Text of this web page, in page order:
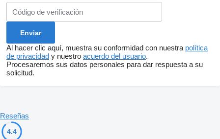
Al hacer clic aquí, muestra su conformidad con nuestra política
de privacidad y nuestro acuerdo del usuario.
Procesaremos sus datos personales para dar respuesta a su
solicitud.
Reseñas
4.4